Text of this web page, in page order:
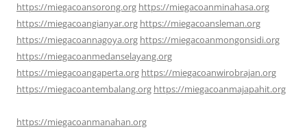
https://miegacoansorong.org https://miegacoanminahasa.org
https://miegacoangianyar.org https://miegacoansleman.org
https://miegacoannagoya.org https://miegacoanmongonsidi.org
https://miegacoanmedanselayang.org
https://miegacoangaperta.org https://miegacoanwirobrajan.org
https://miegacoantembalang.org https://miegacoanmajapahit.org
https://miegacoanmanahan.org